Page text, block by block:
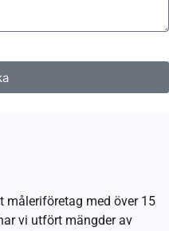
måleriföretag med över 15
vi utfört mängder av